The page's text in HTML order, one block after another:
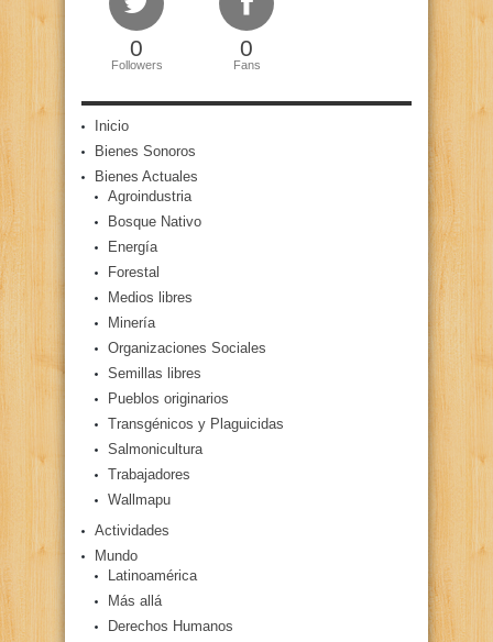
0
Followers
0
Fans
Inicio
Bienes Sonoros
Bienes Actuales
Agroindustria
Bosque Nativo
Energía
Forestal
Medios libres
Minería
Organizaciones Sociales
Semillas libres
Pueblos originarios
Transgénicos y Plaguicidas
Salmonicultura
Trabajadores
Wallmapu
Actividades
Mundo
Latinoamérica
Más allá
Derechos Humanos